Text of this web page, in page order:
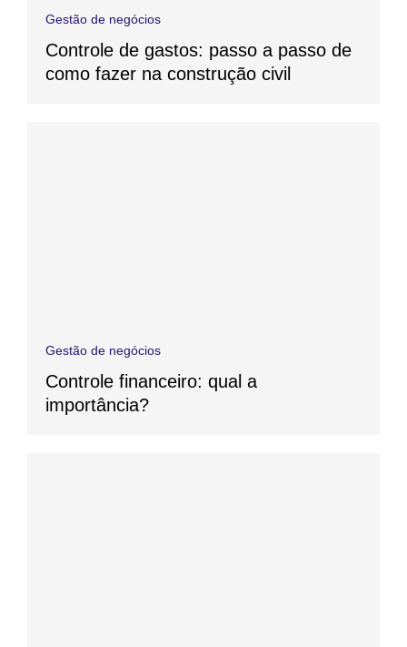
Gestão de negócios
Controle de gastos: passo a passo de
como fazer na construção civil
Gestão de negócios
Controle financeiro: qual a
importância?